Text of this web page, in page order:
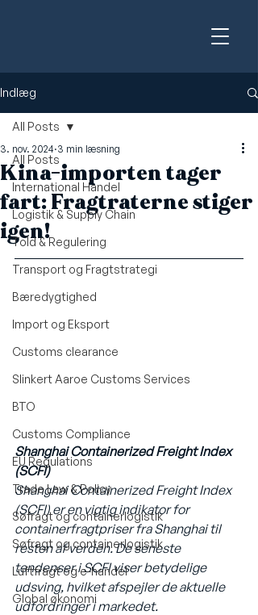
Indlæg
All Posts
International Handel
Logistik & Supply Chain
Told & Regulering
Transport og Fragtstrategi
Bæredygtighed
Import og Eksport
Customs clearance
Slinkert Aaroe Customs Services
BTO
Customs Compliance
EU Regulations
Trade Law & Policy
Søfragt og containerlogistik
Søfragt og containerlogistik
Luftfragt og e-handel
Global økonomi
All Posts
Kina-importen tager
fart: Fragtraterne stiger
igen!
3. nov. 2024 3 min læsning
Shanghai Containerized Freight Index
(SCFI)
Shanghai Containerized Freight Index
(SCFI) er en vigtig indikator for
containerfragtpriser fra Shanghai til
resten af verden. De seneste
tendenser i SCFI viser betydelige
udsving, hvilket afspejler de aktuelle
udfordringer i markedet.